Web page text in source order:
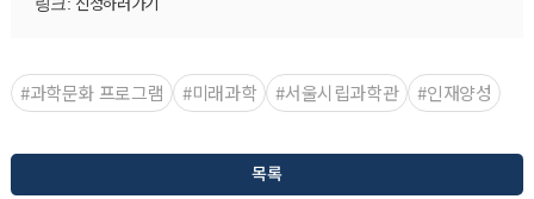
링크:
#과학문화 프로그램 #미래과학 #서울시립과학관 #인재양성
목록